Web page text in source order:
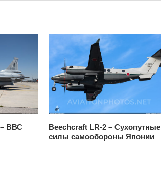
– ВВС
Beechcraft LR-2 – Сухопутные
силы самообороны Японии